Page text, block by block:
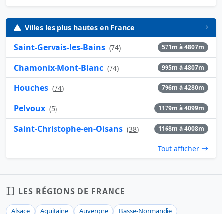
Villes les plus hautes en France
Saint-Gervais-les-Bains (74) 571m à 4807m
Chamonix-Mont-Blanc (74) 995m à 4807m
Houches (74) 796m à 4280m
Pelvoux (5) 1179m à 4099m
Saint-Christophe-en-Oisans (38) 1168m à 4008m
Tout afficher
LES RÉGIONS DE FRANCE
Alsace Aquitaine Auvergne
Basse-Normandie